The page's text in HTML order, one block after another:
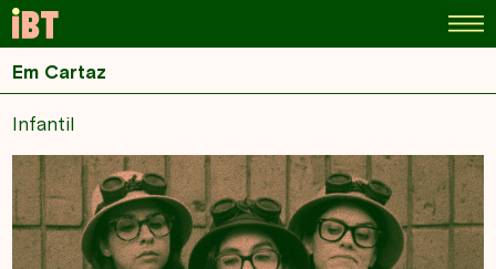
Em Cartaz
Infantil